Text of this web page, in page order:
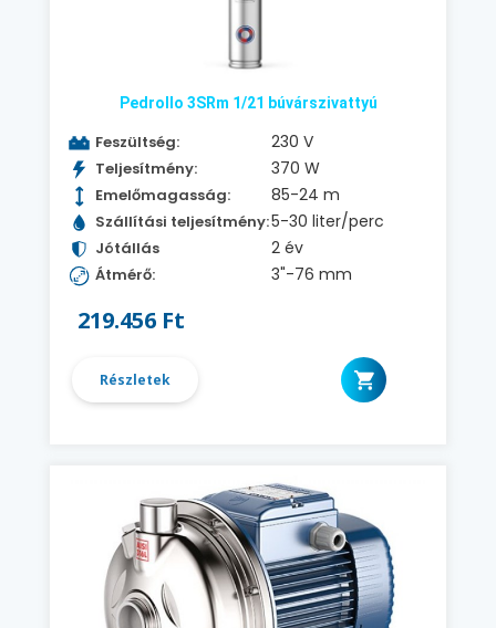
Pedrollo 3SRm 1/21 búvárszivattyú
Feszültség: 230 V
Teljesítmény: 370 W
Emelőmagasság: 85-24 m
Szállítási teljesítmény:5-30 liter/perc
Jótállás 2 év
Átmérő: 3"-76 mm
219.456 Ft
Részletek